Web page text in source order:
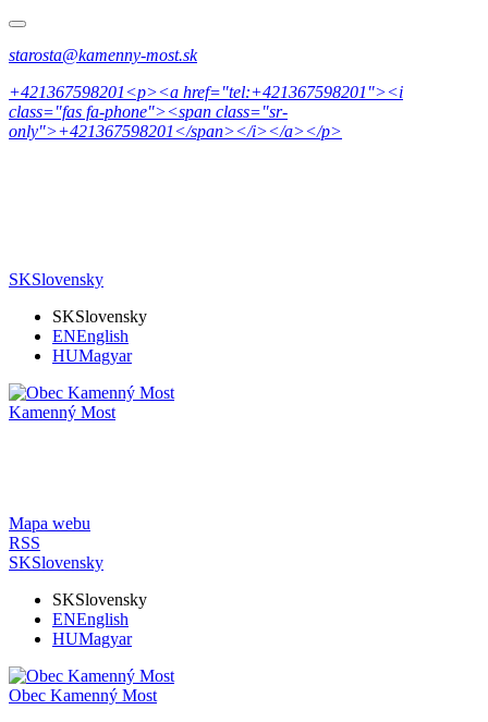
starosta@kamenny-most.sk
+421367598201<p><a href="tel:+421367598201"><i
class="fas fa-phone"><span class="sr-
only">+421367598201</span></i></a></p>
SKSlovensky
SKSlovensky
ENEnglish
HUMagyar
Kamenný Most
Mapa webu
RSS
SKSlovensky
SKSlovensky
ENEnglish
HUMagyar
Obec Kamenný Most